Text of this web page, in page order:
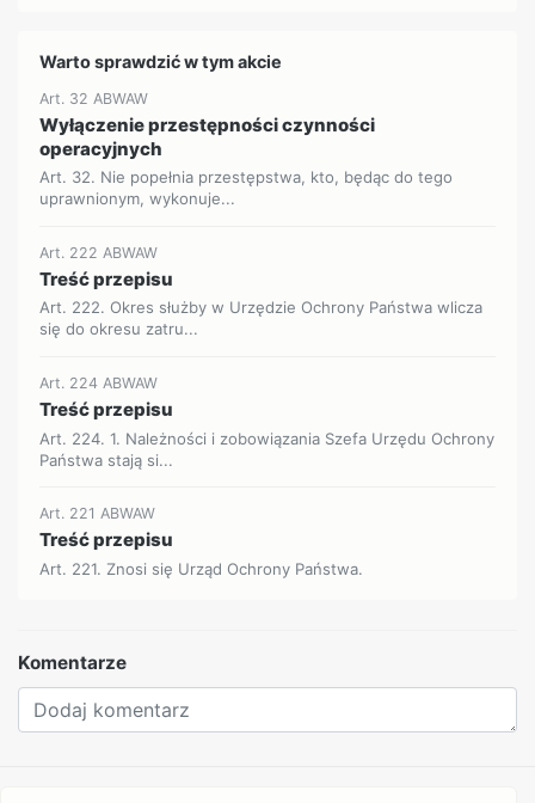
Warto sprawdzić w tym akcie
Art. 32 ABWAW
Wyłączenie przestępności czynności
operacyjnych
Art. 32. Nie popełnia przestępstwa, kto, będąc do tego
uprawnionym, wykonuje...
Art. 222 ABWAW
Treść przepisu
Art. 222. Okres służby w Urzędzie Ochrony Państwa wlicza
się do okresu zatru...
Art. 224 ABWAW
Treść przepisu
Art. 224. 1. Należności i zobowiązania Szefa Urzędu Ochrony
Państwa stają si...
Art. 221 ABWAW
Treść przepisu
Art. 221. Znosi się Urząd Ochrony Państwa.
Komentarze